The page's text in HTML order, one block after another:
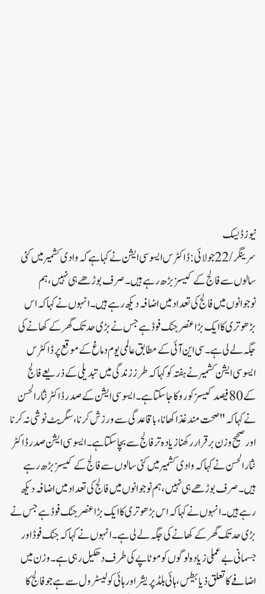
نیوز ڈیسک
سرینگر/22جولائی:ڈاکٹرس ایسوسی ایشن نے کہا ہے کہ وادی کشمیر میں کئی
سالوں سے فالج کے کیسز بڑھ رہے ہیں۔ صرف بوڑھے ہی نہیں، ہم
نوجوانوں میں فالج کی تعداد میں اضافہ دیکھ رہے ہیں۔انہوں نے کہا کہ اس
بڑھوتری کا ایک بڑا عنصر جنک فوڈ ہے جس نے بڑی حد تک گھر کے کھانے کی
جگہ لے لی ہے۔سی این آئی کے مطابق عالمی یوم دماغ کے موقع پر ڈاکٹرس
ایسوسی ایشن کشمیر نے ہفتہ کو کہا کہ طرز زندگی میں تبدیلی کے ذریعے فالج
کے 80 فیصد کیسز کو روکا جا سکتا ہے۔ایسوسی ایشن کے صدر ڈاکٹر نثار الحسن
نے کہا کہ "صحت مند غذا کھانا، باقاعدگی سے ورزش کرنا، سگریٹ نوشی نہ کرنا
اور صحیح وزن برقرار رکھنا زیادہ تر فالج سے بچا سکتا ہے ۔ ایسوسی ایشن صدر ڈاکٹر
نثار الحسن نے کہا کہ وادی کشمیر میں کئی سالوں سے فالج کے کیسز بڑھ رہے
ہیں۔ صرف بوڑھے ہی نہیں، ہم نوجوانوں میں فالج کی تعداد میں اضافہ دیکھ
رہے ہیں۔انہوں نے کہا کہ اس بڑھوتری کا ایک بڑا عنصر جنک فوڈ ہے جس نے
بڑی حد تک گھر کے کھانے کی جگہ لے لی ہے۔انہوں نے کہا کہ جنک فوڈ اور
جسمانی بے عملی زیادہ لوگوں کو موٹاپے کی طرف دھکیل رہی ہے۔وزن میں
اضافے کا تعلق ذیابیطس، ہائی بلڈ پریشر اور ہائی کولیسٹرول سے ہے جو فالج کا